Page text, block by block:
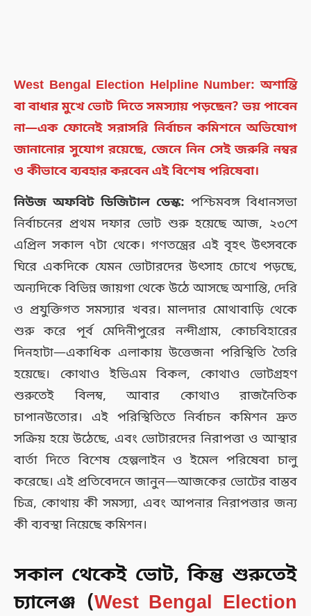
West Bengal Election Helpline Number: অশান্তি
বা বাধার মুখে ভোট দিতে সমস্যায় পড়ছেন? ভয় পাবেন
না—এক ফোনেই সরাসরি নির্বাচন কমিশনে অভিযোগ
জানানোর সুযোগ রয়েছে, জেনে নিন সেই জরুরি নম্বর
ও কীভাবে ব্যবহার করবেন এই বিশেষ পরিষেবা।
নিউজ অফবিট ডিজিটাল ডেস্ক: পশ্চিমবঙ্গ বিধানসভা
নির্বাচনের প্রথম দফার ভোট শুরু হয়েছে আজ, ২৩শে
এপ্রিল সকাল ৭টা থেকে। গণতন্ত্রের এই বৃহৎ উৎসবকে
ঘিরে একদিকে যেমন ভোটারদের উৎসাহ চোখে পড়ছে,
অন্যদিকে বিভিন্ন জায়গা থেকে উঠে আসছে অশান্তি, দেরি
ও প্রযুক্তিগত সমস্যার খবর। মালদার মোথাবাড়ি থেকে
শুরু করে পূর্ব মেদিনীপুরের নন্দীগ্রাম, কোচবিহারের
দিনহাটা—একাধিক এলাকায় উত্তেজনা পরিস্থিতি তৈরি
হয়েছে। কোথাও ইভিএম বিকল, কোথাও ভোটগ্রহণ
শুরুতেই বিলম্ব, আবার কোথাও রাজনৈতিক
চাপানউতোর। এই পরিস্থিতিতে নির্বাচন কমিশন দ্রুত
সক্রিয় হয়ে উঠেছে, এবং ভোটারদের নিরাপত্তা ও আস্থার
বার্তা দিতে বিশেষ হেল্পলাইন ও ইমেল পরিষেবা চালু
করেছে। এই প্রতিবেদনে জানুন—আজকের ভোটের বাস্তব
চিত্র, কোথায় কী সমস্যা, এবং আপনার নিরাপত্তার জন্য
কী ব্যবস্থা নিয়েছে কমিশন।
সকাল থেকেই ভোট, কিন্তু শুরুতেই
চ্যালেঞ্জ (West Bengal Election